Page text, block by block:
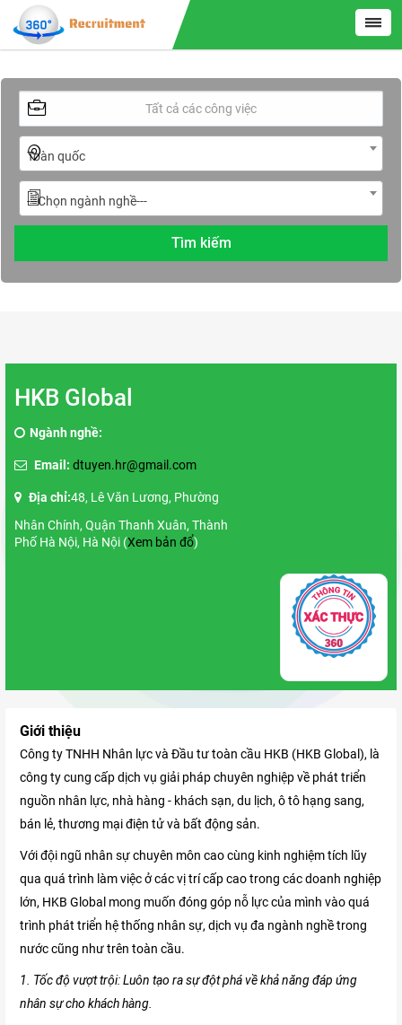
Toàn quốc
---Chọn ngành nghề---
HKB Global
Ngành nghề:
Email: dtuyen.hr@gmail.com
Địa chỉ:48, Lê Văn Lương, Phường
Nhân Chính, Quận Thanh Xuân, Thành
Phố Hà Nội, Hà Nội (Xem bản đổ)
Giới thiệu
Công ty TNHH Nhân lực và Đầu tư toàn cầu HKB (HKB Global), là
công ty cung cấp dịch vụ giải pháp chuyên nghiệp về phát triển
nguồn nhân lực, nhà hàng - khách sạn, du lịch, ô tô hạng sang,
bán lẻ, thương mại điện tử và bất động sản.
Với đội ngũ nhân sự chuyên môn cao cùng kinh nghiệm tích lũy
qua quá trình làm việc ở các vị trí cấp cao trong các doanh nghiệp
lớn, HKB Global mong muốn đóng góp nỗ lực của mình vào quá
trình phát triển hệ thống nhân sự, dịch vụ đa ngành nghề trong
nước cũng như trên toàn cầu.
1. Tốc độ vượt trội: Luôn tạo ra sự đột phá về khả năng đáp ứng
nhân sự cho khách hàng.